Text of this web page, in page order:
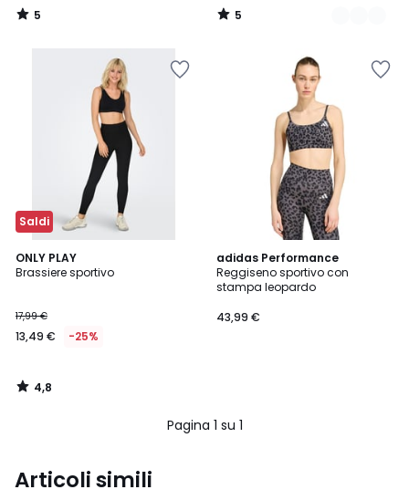
5
/
5
/
Saldi
ONLY PLAY
Brassiere sportivo
17,99 €
13,49 € -25%
4,8
/ 5
4,8
/
adidas Performance
Reggiseno sportivo con
stampa leopardo
43,99 €
Pagina 1 su 1
Articoli simili